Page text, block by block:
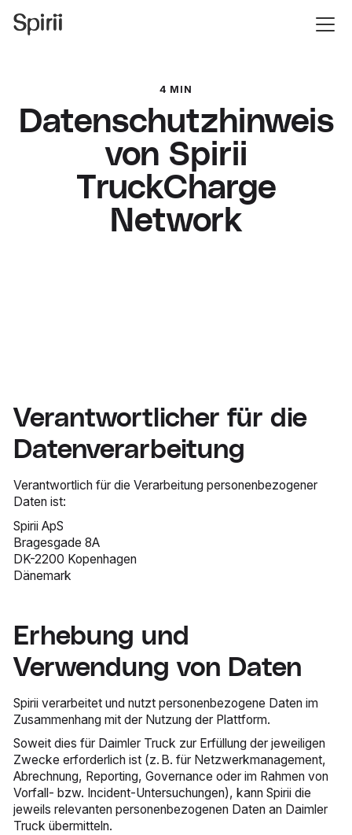
4 MIN
Datenschutzhinweis
von Spirii
TruckCharge
Network
Verantwortlicher für die
Datenverarbeitung
Verantwortlich für die Verarbeitung personenbezogener
Daten ist:
Spirii ApS
Bragesgade 8A
DK-2200 Kopenhagen
Dänemark
Erhebung und
Verwendung von Daten
Spirii verarbeitet und nutzt personenbezogene Daten im
Zusammenhang mit der Nutzung der Plattform.
Soweit dies für Daimler Truck zur Erfüllung der jeweiligen
Zwecke erforderlich ist (z. B. für Netzwerkmanagement,
Abrechnung, Reporting, Governance oder im Rahmen von
Vorfall- bzw. Incident-Untersuchungen), kann Spirii die
jeweils relevanten personenbezogenen Daten an Daimler
Truck übermitteln.